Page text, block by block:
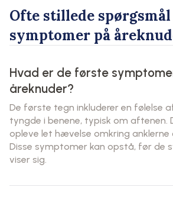
Ofte stillede
symptomer på
Hvad er de første
åreknuder?
De første tegn inkluderer en følelse
tyngde i benene, typisk om aftenen.
opleve let hævelse omkring anklerne
Disse symptomer kan opstå, før de
viser sig.